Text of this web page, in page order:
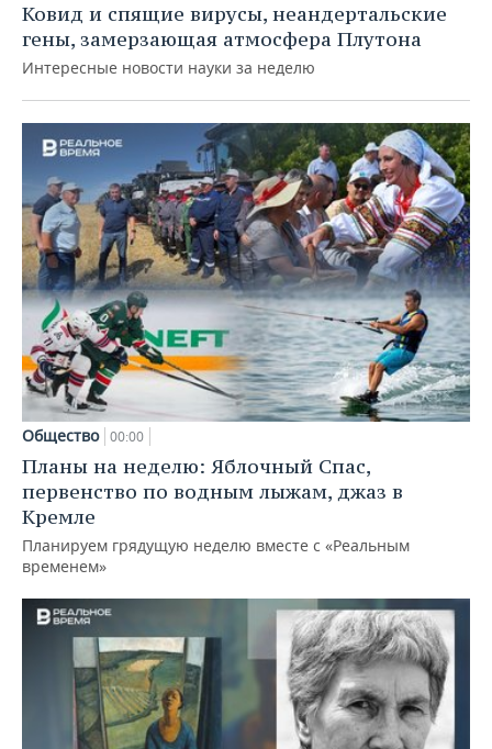
Ковид и спящие вирусы, неандертальские
гены, замерзающая атмосфера Плутона
Интересные новости науки за неделю
Общество 00:00
Планы на неделю: Яблочный Спас,
первенство по водным лыжам, джаз в
Кремле
Планируем грядущую неделю вместе с «Реальным
временем»